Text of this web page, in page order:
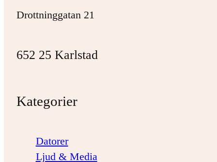
Drottninggatan 21
652 25 Karlstad
Kategorier
Datorer
Ljud & Media